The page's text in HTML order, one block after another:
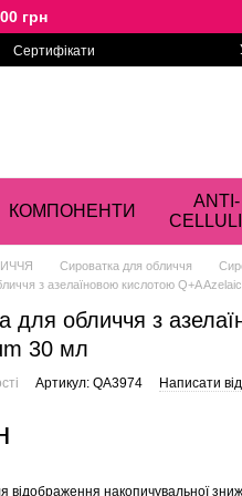
грн
Сертифікати
КОМПОНЕНТИ
ANTI-
Сироватка для обличчя
з азелаїновою кислотою Q+A
для обличчя з
30 мл
Артикул: QA3974 Написати
відображення накопичувальної